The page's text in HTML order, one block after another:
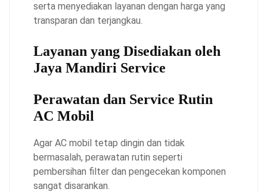
serta menyediakan layanan dengan harga yang
transparan dan terjangkau.
Layanan yang Disediakan oleh
Jaya Mandiri Service
Perawatan dan Service Rutin
AC Mobil
Agar AC mobil tetap dingin dan tidak
bermasalah, perawatan rutin seperti
pembersihan filter dan pengecekan komponen
sangat disarankan.